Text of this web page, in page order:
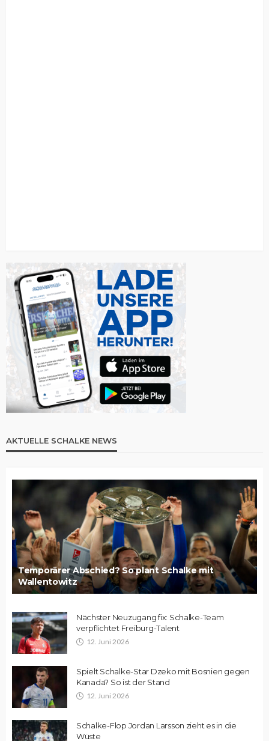
AKTUELLE SCHALKE NEWS
Temporärer Abschied? So plant Schalke mit
Wallentowitz
Nächster Neuzugang fix: Schalke-Team
verpflichtet Freiburg-Talent
12. Juni 2026
Spielt Schalke-Star Dzeko mit Bosnien gegen
Kanada? So ist der Stand
12. Juni 2026
Schalke-Flop Jordan Larsson zieht es in die
Wüste